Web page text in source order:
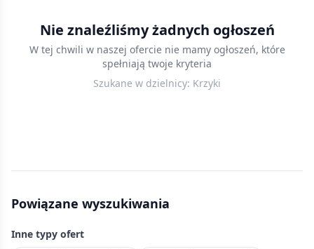
sprzedaż
Wrocławiu
sprawdzą
jako
nieruchomość
Nie znaleźliśmy żadnych ogłoszeń
W tej chwili w naszej ofercie nie mamy ogłoszeń, które
spełniają twoje kryteria
Szukane w dzielnicy: Krzyki
Powiązane wyszukiwania
Inne typy ofert